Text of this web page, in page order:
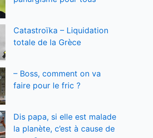
Catastroïka – Liquidation
totale de la Grèce
– Boss, comment on va
faire pour le fric ?
Dis papa, si elle est malade
la planète, c’est à cause de